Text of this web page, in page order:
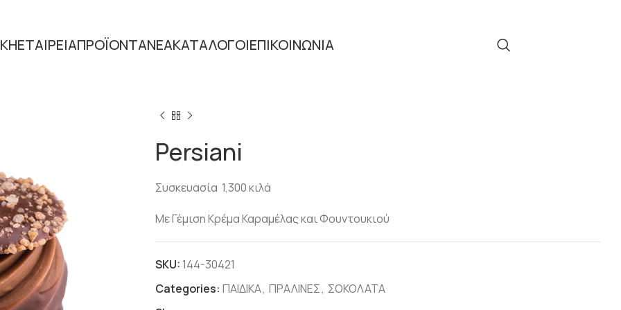
ΕΤΑΙΡΕΙΑΠΡΟΪΟΝΤΑΝΕΑΚΑΤΑΛΟΓΟΙΕΠΙΚΟΙΝΩΝΙΑ
Persiani
Συσκευασία 1,300 κιλά
Με Γέμιση Κρέμα Καραμέλας και Φουντουκιού
SKU: 144-30421
Categories: ΠΑΙΔΙΚΑ, ΠΡΑΛΙΝΕΣ, ΣΟΚΟΛΑΤΑ